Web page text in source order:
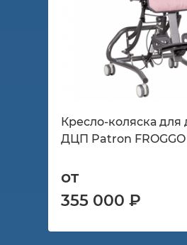
Кресло-коляска для
ДЦП Patron FROGGO
от
355 000 ₽